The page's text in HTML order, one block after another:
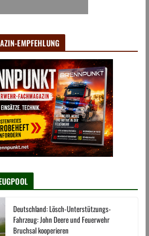
EMPFEHLUNG
Deutschland: Lösch-Unterstützungs-
Fahrzeug: John Deere und Feuerwehr
Bruchsal kooperieren